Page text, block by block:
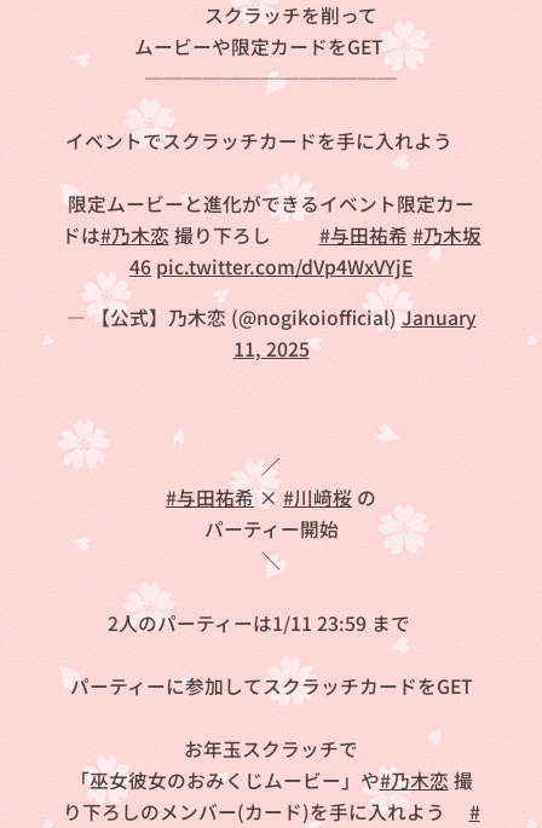
スクラッチを削って
ムービーや限定カードをGET❗
─────────────
イベントでスクラッチカードを手に入れよう💞
限定ムービーと進化ができるイベント限定カー
ドは#乃木恋 撮り下ろし📸✨ #与田祐希 #乃木坂
46 pic.twitter.com/dVp4WxVYjE
— 【公式】乃木恋 (@nogikoiofficial)January
11, 2025
／
#与田祐希× #川﨑桜 の
💗パーティー開始⛩
＼
2人のパーティーは1/11 23:59 まで❗
パーティーに参加してスクラッチカードをGET
お年玉スクラッチで
「巫女彼女のおみくじムービー」や#乃木恋 撮
り下ろしのメンバー(カード)を手に入れよう✨ #